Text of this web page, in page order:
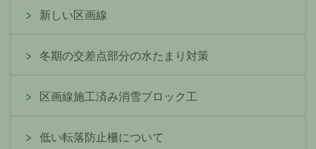
新しい区画線
冬期の交差点部分の水たまり対策
区画線施工済み消雪ブロック工
低い転落防止柵について